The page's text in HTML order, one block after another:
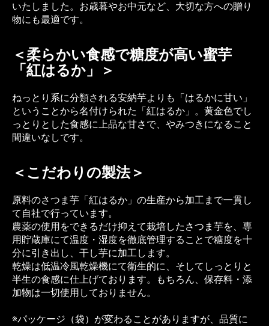
いたしました。お歳暮やお中元など、大切な方への贈り
物にも最適です。
＜柔らかい食感で糖度が高い蜜芋
「紅はるか」＞
ねっとり系に分類される安納芋よりも「はるかに甘い」
ということから名付けられた「紅はるか」。黄金色でし
っとりとした食感に上品な甘さで、やみつきになること
間違いなしです。
＜こだわりの製法＞
原料のさつま芋「紅はるか」の生産から加工まで一貫し
て自社で行っています。
農薬の使用をできるだけ抑えて栽培したさつま芋を、専
用貯蔵庫にて温度・湿度を徹底管理することで糖度を十
分に引き出し、干し芋に加工します。
乾燥は低温冷風乾燥機にて衛生的に、そしてしっとりと
半生の食感に仕上げております。もちろん、保存料・添
加物は一切使用しておりません。
※パッケージ（袋）が変わることがありますが、品質に